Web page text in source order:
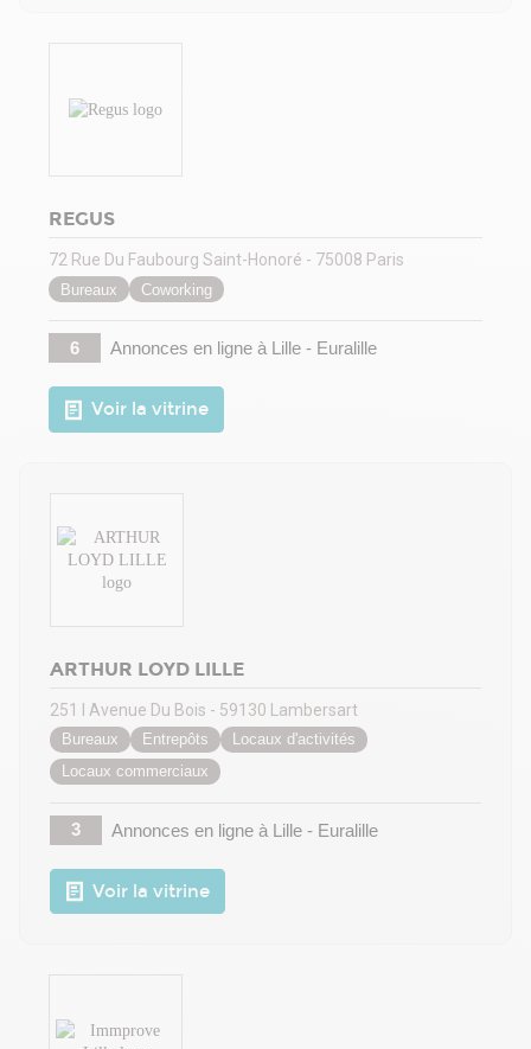
REGUS
72 Rue Du Faubourg Saint-Honoré - 75008 Paris
Bureaux Coworking
6 Annonces en ligneà Lille - Euralille
Voir la vitrine
ARTHUR LOYD LILLE
251 I Avenue Du Bois - 59130 Lambersart
Bureaux Entrepôts
Locaux d'activités
Locaux commerciaux
3 Annonces en ligneà Lille - Euralille
Voir la vitrine